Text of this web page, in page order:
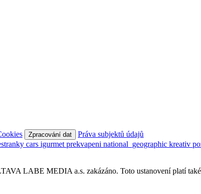
Zpracování dat
Práva subjektů údajů
cars igurmet prekvapeni national_geographic kreativ
LABE MEDIA a.s. zakázáno. Toto ustanovení platí